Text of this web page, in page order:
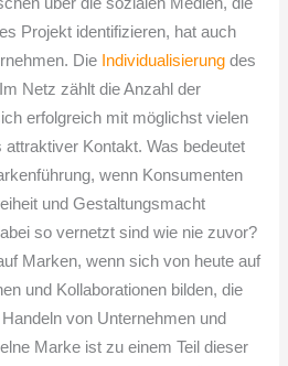
über die sozialen Medien, die
Projekt identifizieren, hat auch
Die Individualisierung des
Netz zählt die Anzahl der
erfolgreich mit möglichst vielen
Kontakt. Was bedeutet
wenn Konsumenten
und Gestaltungsmacht
so vernetzt sind wie nie zuvor?
Marken, wenn sich von heute auf
und Kollaborationen bilden, die
von Unternehmen und
Marke ist zu einem Teil dieser